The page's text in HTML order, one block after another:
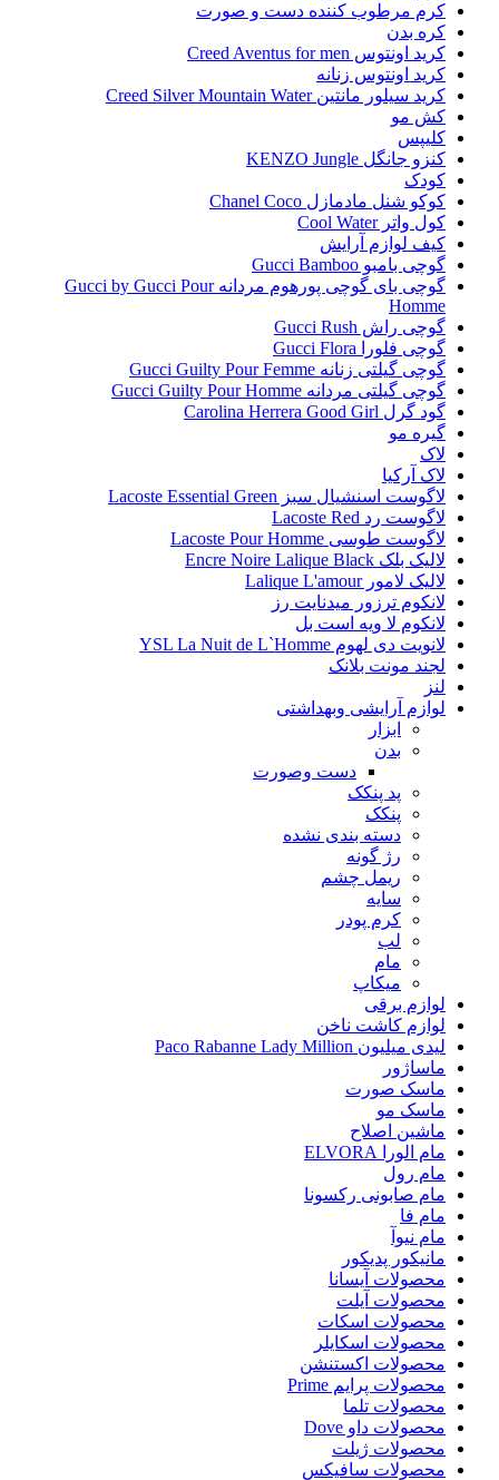
کرم مرطوب کننده دست و صورت
کره بدن
کرید اونتوس Creed Aventus for men
کرید اونتوس زنانه
کرید سیلور مانتین Creed Silver Mountain Water
کش مو
کلیپس
کنزو جانگل KENZO Jungle
کودک
کوکو شنل مادمازل Chanel Coco
کول واتر Cool Water
کیف لوازم آرایش
گوچی بامبو Gucci Bamboo
گوچی بای گوچی پورهوم مردانه Gucci by Gucci Pour
Homme
گوچی راش Gucci Rush
گوچی فلورا Gucci Flora
گوچی گیلتی زنانه Gucci Guilty Pour Femme
گوچی گیلتی مردانه Gucci Guilty Pour Homme
گود گرل Carolina Herrera Good Girl
گیره مو
لاک
لاک آرکیا
لاگوست اسنشیال سبز Lacoste Essential Green
لاگوست رد Lacoste Red
لاگوست طوسی Lacoste Pour Homme
لالیک بلک Encre Noire Lalique Black
لالیک لامور Lalique L'amour
لانکوم ترزور میدنایت رز
لانکوم لا ویه است بل
لانویت دی لهوم YSL La Nuit de L`Homme
لجند مونت بلانک
لنز
لوازم آرایشی وبهداشتی
ابزار
بدن
دست وصورت
پد پنکک
پنکک
دسته بندی نشده
رژ گونه
ریمل چشم
سایه
کرم پودر
لب
مام
میکاپ
لوازم برقی
لوازم کاشت ناخن
لیدی میلیون Paco Rabanne Lady Million
ماساژور
ماسک صورت
ماسک مو
ماشین اصلاح
مام الورا ELVORA
مام رول
مام صابونی رکسونا
مام فا
مام نیوآ
مانیکور پدیکور
محصولات آیسانا
محصولات آیلت
محصولات اسکات
محصولات اسکایلر
محصولات اکستنشن
محصولات پرایم Prime
محصولات تلما
محصولات داو Dove
محصولات ژیلت
محصولات سافیکس